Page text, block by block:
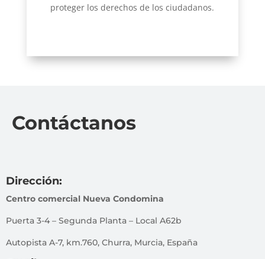
proteger los derechos de los ciudadanos.
Contáctanos
Dirección:
Centro comercial Nueva Condomina
Puerta 3-4 – Segunda Planta – Local A62b
Autopista A-7, km.760, Churra, Murcia, España